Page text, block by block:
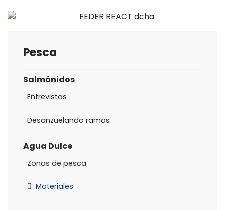
Pesca
Salmónidos
Entrevistas
Desanzuelando ramas
Agua Dulce
Zonas de pesca
Materiales